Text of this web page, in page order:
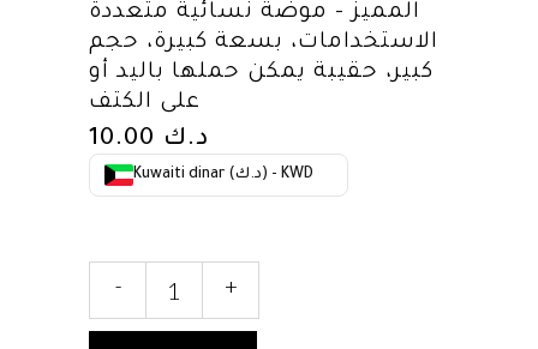
المميز – موضة نسائية متعددة
الاستخدامات، بسعة كبيرة، حجم
كبير، حقيبة يمكن حملها باليد أو
على الكتف
د.ك
Kuwaiti dinar (د.ك) - KWD
أوتليتحقيبة
- +